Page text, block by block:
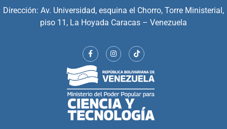
Dirección: Av. Universidad, esquina el Chorro, Torre Ministerial,
piso 11, La Hoyada Caracas – Venezuela